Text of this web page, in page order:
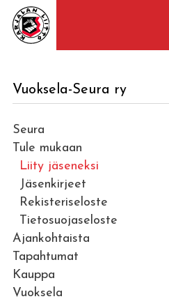
Vuoksela-Seura ry
Seura
Tule mukaan
Liity jäseneksi
Jäsenkirjeet
Rekisteriseloste
Tietosuojaseloste
Ajankohtaista
Tapahtumat
Kauppa
Vuoksela